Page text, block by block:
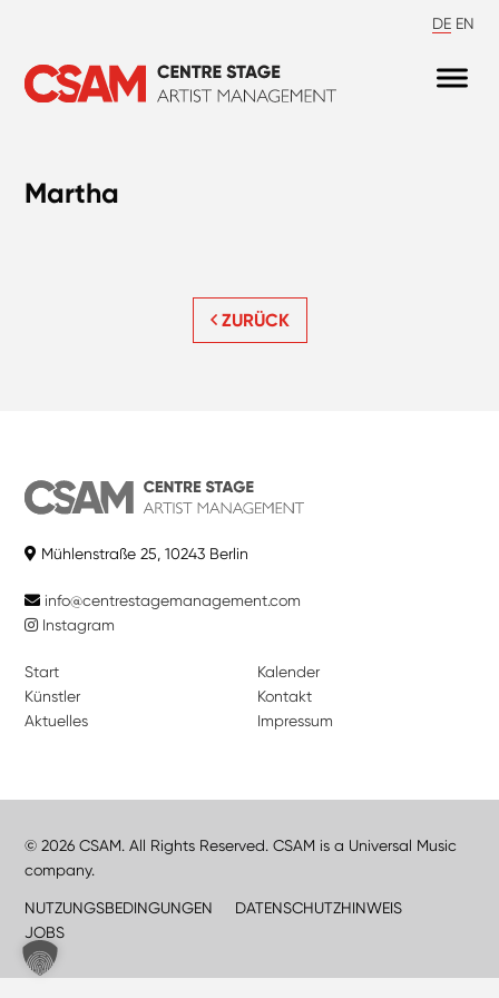
DE EN
Martha
ZURÜCK
Mühlenstraße 25, 10243 Berlin
info@centrestagemanagement.com
Instagram
Start
Künstler
Aktuelles
Kalender
Kontakt
Impressum
© 2026 CSAM. All Rights Reserved. CSAM is a Universal Music
company.
NUTZUNGSBEDINGUNGEN
DATENSCHUTZHINWEIS
JOBS